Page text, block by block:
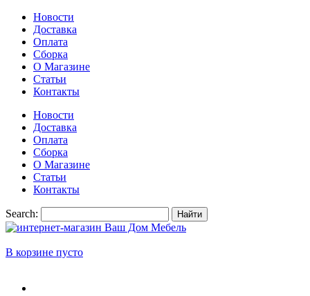
Новости
Доставка
Оплата
Сборка
О Магазине
Статьи
Контакты
Новости
Доставка
Оплата
Сборка
О Магазине
Статьи
Контакты
Search: Найти
В корзине пусто